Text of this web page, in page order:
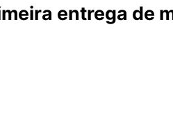
entrega de